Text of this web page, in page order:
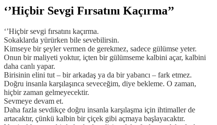
‘’Hiçbir Sevgi Fırsatını Kaçırma’’
‘’Hiçbirsevgi fırsatını kaçırma.
Sokaklarda yürürken bile sevebilirsin.
Kimseye bir şeyler vermen de gerekmez, sadece gülümse yeter.
Onun bir maliyeti yoktur, içten bir gülümseme kalbini açar, kalbini
daha canlı yapar.
Birisinin elini tut – bir arkadaş ya da bir yabancı – fark etmez.
Doğru insanla karşılaşınca seveceğim, diye bekleme. O zaman,
hiçbir zaman gelmeyecektir.
Sevmeye devam et.
Daha fazla sevdikçe doğru insanla karşılaşma için ihtimaller de
artacaktır, çünkü kalbin bir çiçek gibi açmaya başlayacaktır.